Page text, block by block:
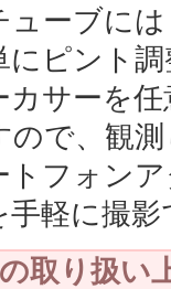
ューブに
にピント
カサーを
ので、観
トフォン
手軽に撮
取り扱い